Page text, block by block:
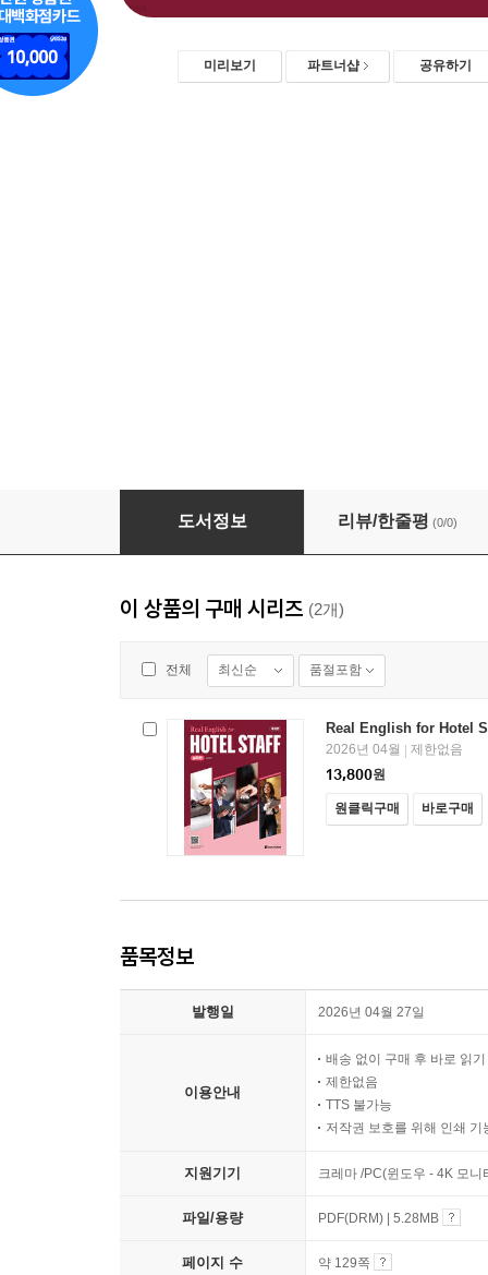
미리보기 파트너샵 공유하기
Real English for Hotel Staff 기본편 (개정판)
도서정보 리뷰/한줄평 (0/0)
이 상품의 구매 시리즈 (2개)
전체 최신순 품절포함
Real English for Hotel
2026년 04월
제한없음
13,800원
원클릭구매 바로구매
품목정보
발행일 2026년 04월 27일
이용안내
배송 없이 구매 후 바로 읽기
제한없음
TTS 불가능
저작권 보호를 위해 인쇄 기
지원기기 크레마 /PC(윈도우 - 4K 모
파일/용량 PDF(DRM) | 5.28MB
페이지 수 약 129쪽